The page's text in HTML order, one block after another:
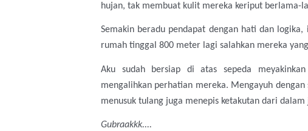
hujan, tak membuat kulit mereka keriput berlama-
Semakin beradu pendapat dengan hati dan
rumah tinggal 800 meter lagi salahkan mereka
Aku sudah bersiap di atas sepeda
mengalihkan perhatian mereka. Mengayuh
menusuk tulang juga menepis ketakutan dari
Gubraakkk....